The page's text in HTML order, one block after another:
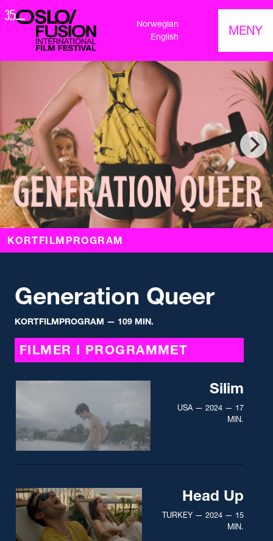
Norwegian
English
MENY
KORTFILMPROGRAM
Generation Queer
KORTFILMPROGRAM — 109 MIN.
FILMER I PROGRAMMET
Silim
USA — 2024 — 17
MIN.
Head Up
TURKEY — 2024 — 15
MIN.